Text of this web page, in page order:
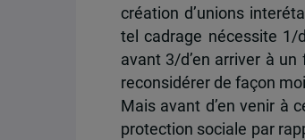
création d’unions
tel cadrage nécessite
avant 3/d’en arriver à
reconsidérer de façon
Mais avant d’en venir à
protection sociale par